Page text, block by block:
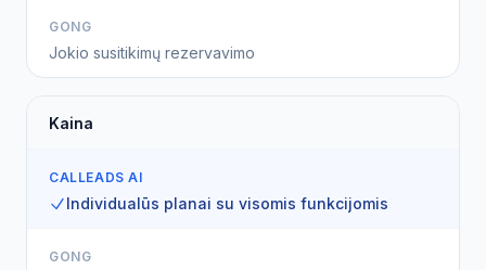
GONG
Jokio susitikimų rezervavimo
Kaina
CALLEADS AI
Individualūs planai su visomis funkcijomis
GONG